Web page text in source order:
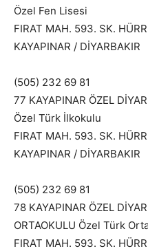
Özel Fen Lisesi
FIRAT MAH. 593. SK.
KAYAPINAR / DİYARBAKIR
(505) 232 69 81
77 KAYAPINAR ÖZEL
Özel Türk İlkokulu
FIRAT MAH. 593. SK.
KAYAPINAR / DİYARBAKIR
(505) 232 69 81
78 KAYAPINAR ÖZEL
ORTAOKULU Özel Türk
FIRAT MAH. 593. SK.